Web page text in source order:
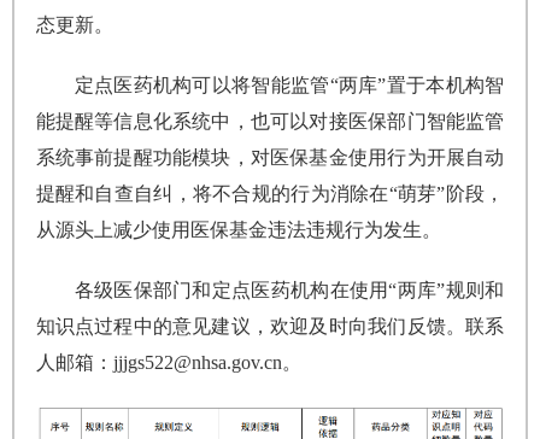
态更新。
定点医药机构可以将智能监管“两库”置于本机构智
能提醒等信息化系统中，也可以对接医保部门智能监管
系统事前提醒功能模块，对医保基金使用行为开展自动
提醒和自查自纠，将不合规的行为消除在“萌芽”阶段，
从源头上减少使用医保基金违法违规行为发生。
各级医保部门和定点医药机构在使用“两库”规则和
知识点过程中的意见建议，欢迎及时向我们反馈。联系
人邮箱：jjjgs522@nhsa.gov.cn。